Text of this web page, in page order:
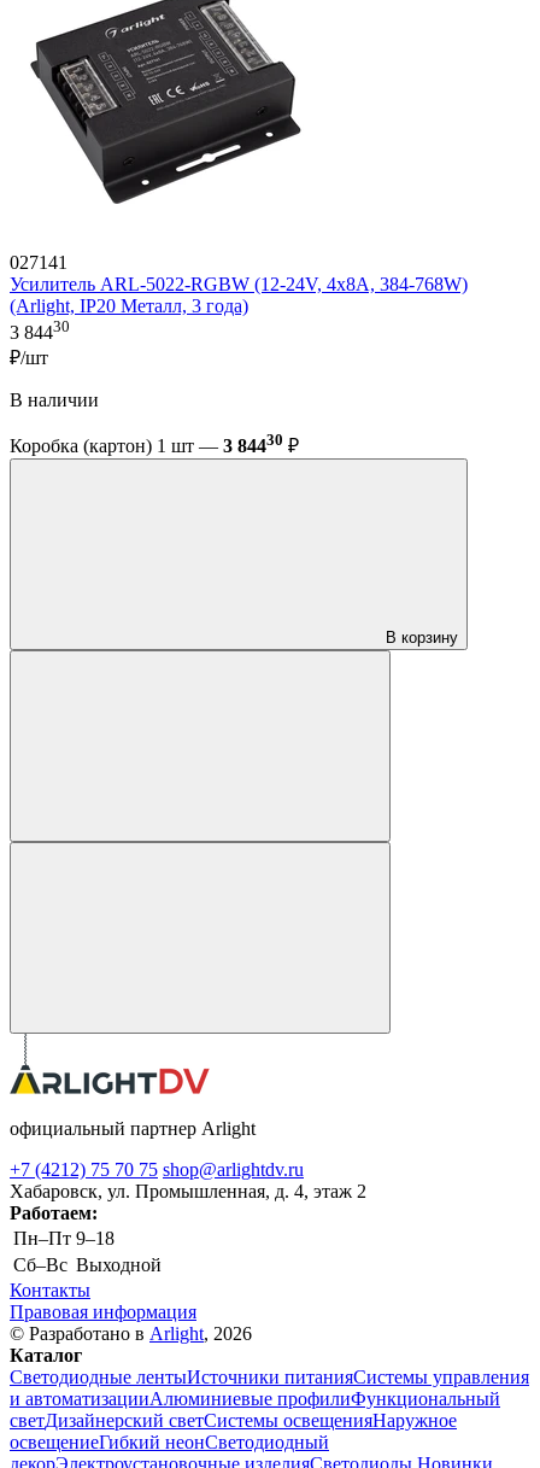
027141
Усилитель ARL-5022-RGBW (12-24V, 4x8A, 384-768W)
(Arlight, IP20 Металл, 3 года)
3 84430
₽/шт
В наличии
Коробка (картон) 1 шт — 3 84430 ₽
В корзину
официальный партнер Arlight
+7 (4212) 75 70 75 shop@arlightdv.ru
Хабаровск, ул. Промышленная, д. 4, этаж 2
Работаем:
Пн–Пт 9–18
Cб–Вс Выходной
Контакты
Правовая информация
© Разработано в Arlight, 2026
Каталог
Светодиодные лентыИсточники питанияСистемы управления
и автоматизацииАлюминиевые профилиФункциональный
светДизайнерский светСистемы освещенияНаружное
освещениеГибкий неонСветодиодный